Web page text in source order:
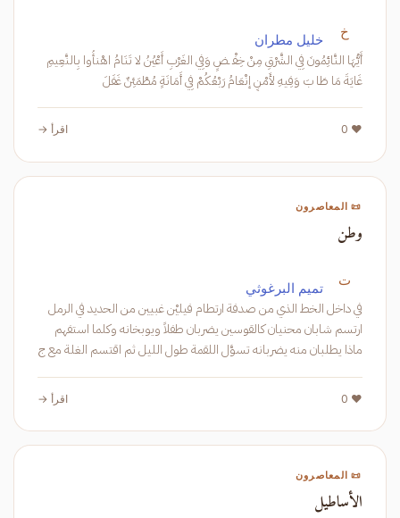
خ خليل مطران
أَيُّهَا النَّائِمُونَ فِي الشَّرْقِ مِنْ خِفْـ ـضٍ وَفِي الغَرْبِ أَعْيُنُ لا تَنَامُ اهْنأُوا بِالنَّعِيمِ
غَايَةَ مَا طَا بَ وَفِيهِ لأَمْنٍ إنْعَامُ رَبْعُكُمْ فِي أَمَانَةٍ مُطْمَئِنٌ غَفَلَ
❤️ 0 اقرأ →
📜 المعاصرون
وطن
ت تميم البرغوثي
في داخل الخط الذي من صدفة ارتطام فيليْن غبيين من الحديد في الرمل
ارتسم شابان محنيان كالقوسين يضربان طفلاً ويوبخانه وكلما استفهم
ماذا يطلبان منه يضربانه تسوَّل اللقمة طول الليل ثم اقتسم الغلة مع ج
❤️ 0 اقرأ →
📜 المعاصرون
الأساطيل